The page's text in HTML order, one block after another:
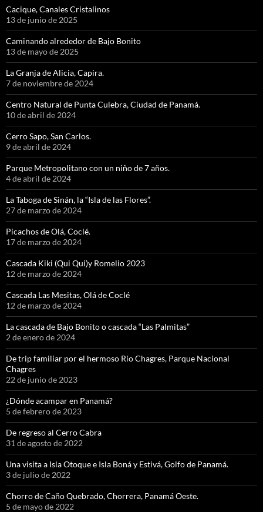
Cacique, Canales Cristalinos
13 de junio de 2025
Caminando alrededor de Bajo Bonito
13 de mayo de 2025
La Granja de Alicia, Capira.
7 de noviembre de 2024
Centro Natural de Punta Culebra, Ciudad de Panamá.
10 de abril de 2024
Cerro Sapo, San Carlos.
9 de abril de 2024
Parque Metropolitano con un niño de 7 años.
4 de abril de 2024
La Taboga de Sinán, la “Isla de las Flores”.
27 de marzo de 2024
Picachos de Olá, Coclé.
17 de marzo de 2024
Cascada Kiki (Qui Qui)y Romelio 2023
12 de marzo de 2024
Cascada Las Mesitas, Olá de Coclé
12 de marzo de 2024
La cascada de Bajo Bonito o cascada “Las Palmitas”
2 de enero de 2024
De trip familiar por el hermoso Río Chagres, Parque Nacional
Chagres
22 de junio de 2023
¿Dónde acampar en Panamá?
5 de febrero de 2023
De regreso al Cerro Cabra
31 de agosto de 2022
Una visita a Isla Otoque e Isla Boná y Estivá, Golfo de Panamá.
3 de julio de 2022
Chorro de Caño Quebrado, Chorrera, Panamá Oeste.
5 de mayo de 2022